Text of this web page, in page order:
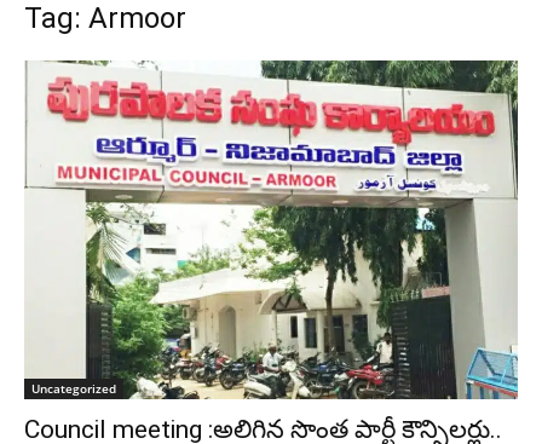
Tag: Armoor
Uncategorized
Council meeting :అలిగిన సొంత పార్టీ కౌన్సిలర్లు..